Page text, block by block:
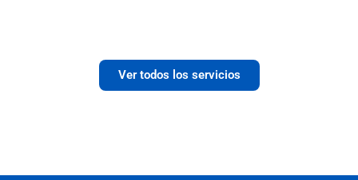
Ver todos los servicios